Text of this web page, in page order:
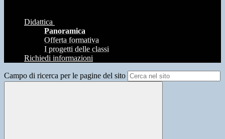
Didattica
Panoramica
Offerta formativa
I progetti delle classi
Richiedi informazioni
Campo di ricerca per le pagine del sito